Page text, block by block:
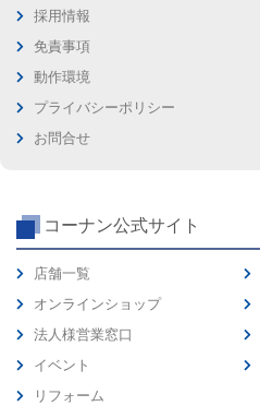
採用情報
免責事項
動作環境
プライバシーポリシー
お問合せ
コーナン公式サイト
店舗一覧
オンラインショップ
法人様営業窓口
イベント
リフォーム